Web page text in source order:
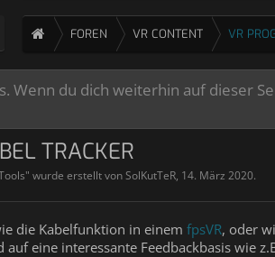
FOREN VR CONTENT VR
Wenn du dich weiterhin auf dieser
TRACKER
" wurde erstellt vonSolKutTeR, 14. März 2020.
die Kabelfunktion in einem fpsVR, oder
auf eine interessante Feedbackbasis wie